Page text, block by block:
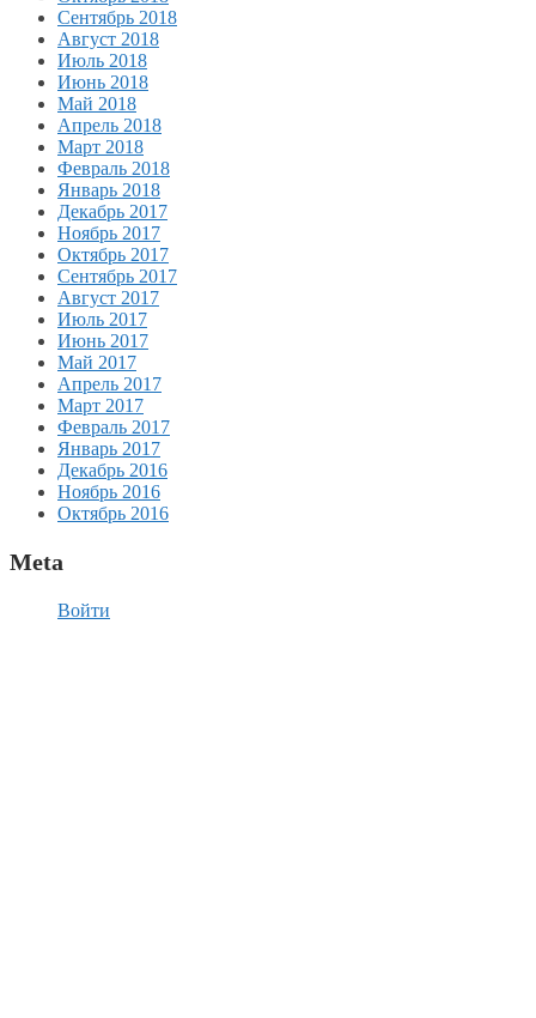
Сентябрь 2018
Август 2018
Июль 2018
Июнь 2018
Май 2018
Апрель 2018
Март 2018
Февраль 2018
Январь 2018
Декабрь 2017
Ноябрь 2017
Октябрь 2017
Сентябрь 2017
Август 2017
Июль 2017
Июнь 2017
Май 2017
Апрель 2017
Март 2017
Февраль 2017
Январь 2017
Декабрь 2016
Ноябрь 2016
Октябрь 2016
Meta
Войти